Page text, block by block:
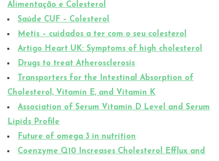
Alimentação e Colesterol
Saúde CUF – Colesterol
Metis – cuidados a ter com o seu colesterol
Artigo Heart UK: Symptoms of high cholesterol
Drugs to treat Atherosclerosis
Transporters for the Intestinal Absorption of
Cholesterol, Vitamin E, and Vitamin K
Association of Serum Vitamin D Level and Serum
Lipids Profile
Future of omega 3 in nutrition
Coenzyme Q10 Increases Cholesterol Efflux and